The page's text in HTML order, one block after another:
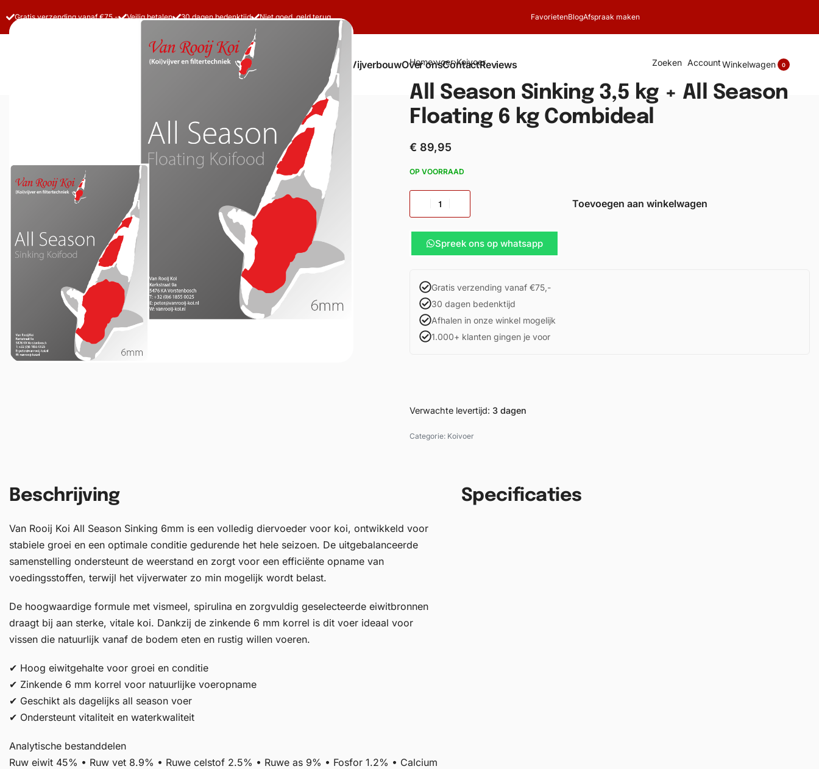
Gratis verzending vanaf €75,- Veilig betalen 30 dagen bedenktijd Niet goed, geld terug FavorietenBlogAfspraak maken
Koi VijverbouwOver onsContactReviews Zoeken AccountWinkelwagen 0
Home›voer›Koivoer
All Season Sinking 3,5 kg + All Season
Floating 6 kg Combideal
€ 89,95
OP VOORRAAD
Toevoegen aan winkelwagen
Spreek ons op whatsapp
Gratis verzending vanaf €75,-
30 dagen bedenktijd
Afhalen in onze winkel mogelijk
1.000+ klanten gingen je voor
Verwachte levertijd: 3 dagen
Categorie: Koivoer
Beschrijving
Van Rooij Koi All Season Sinking 6mm is een volledig diervoeder voor koi, ontwikkeld voor
stabiele groei en een optimale conditie gedurende het hele seizoen. De uitgebalanceerde
samenstelling ondersteunt de weerstand en zorgt voor een efficiënte opname van
voedingsstoffen, terwijl het vijverwater zo min mogelijk wordt belast.
De hoogwaardige formule met vismeel, spirulina en zorgvuldig geselecteerde eiwitbronnen
draagt bij aan sterke, vitale koi. Dankzij de zinkende 6 mm korrel is dit voer ideaal voor
vissen die natuurlijk vanaf de bodem eten en rustig willen voeren.
✔ Hoog eiwitgehalte voor groei en conditie
✔ Zinkende 6 mm korrel voor natuurlijke voeropname
✔ Geschikt als dagelijks all season voer
✔ Ondersteunt vitaliteit en waterkwaliteit
Analytische bestanddelen
Ruw eiwit 45% • Ruw vet 8.9% • Ruwe celstof 2.5% • Ruwe as 9% • Fosfor 1.2% • Calcium
Specificaties